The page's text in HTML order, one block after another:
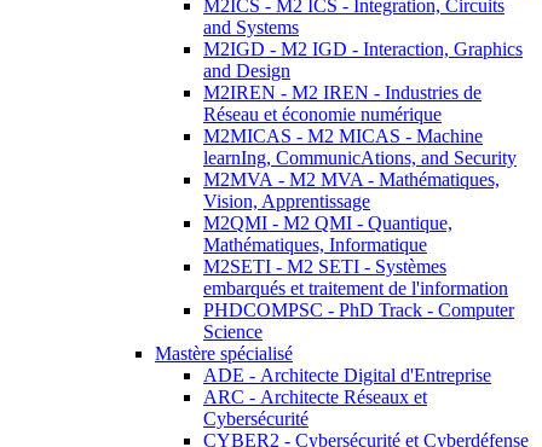
M2ICS - M2 ICS - Integration, Circuits
and Systems
M2IGD - M2 IGD - Interaction, Graphics
and Design
M2IREN - M2 IREN - Industries de
Réseau et économie numérique
M2MICAS - M2 MICAS - Machine
learnIng, CommunicAtions, and Security
M2MVA - M2 MVA - Mathématiques,
Vision, Apprentissage
M2QMI - M2 QMI - Quantique,
Mathématiques, Informatique
M2SETI - M2 SETI - Systèmes
embarqués et traitement de l'information
PHDCOMPSC - PhD Track - Computer
Science
Mastère spécialisé
ADE - Architecte Digital d'Entreprise
ARC - Architecte Réseaux et
Cybersécurité
CYBER2 - Cybersécurité et Cyberdéfense